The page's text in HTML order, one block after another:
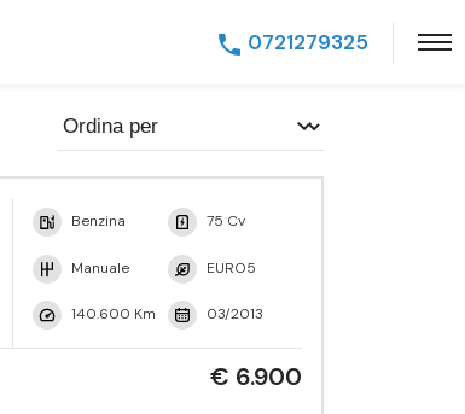
0721279325
Benzina 75 Cv
Manuale EURO5
140.600 Km 03/2013
€ 6.900